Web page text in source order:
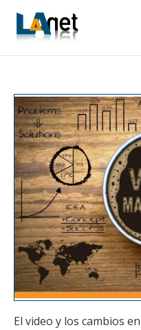
El video y los cambios